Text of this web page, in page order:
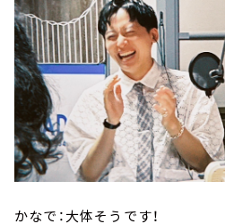
かなで：大体そうです！